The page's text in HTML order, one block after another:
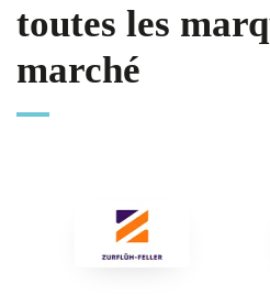
toutes les
marché